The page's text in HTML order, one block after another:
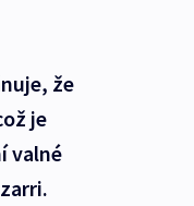
že
je
valné